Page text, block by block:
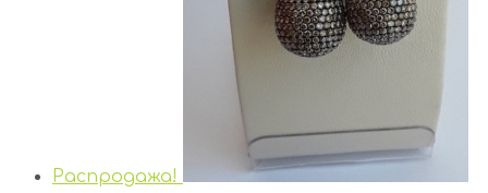
Распродажа!